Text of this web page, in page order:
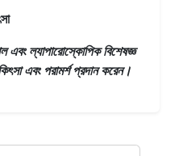
এবং ল্যাপারোস্কোপিক বিশেষজ্ঞ
এবং পরামর্শ প্রদান করেন।